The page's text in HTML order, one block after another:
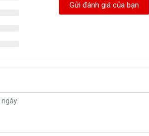
Gửi đánh giá của bạn